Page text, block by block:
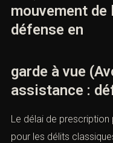
mouvement de
défense en
garde à vue
assistance :
Le délai de
pour les délits